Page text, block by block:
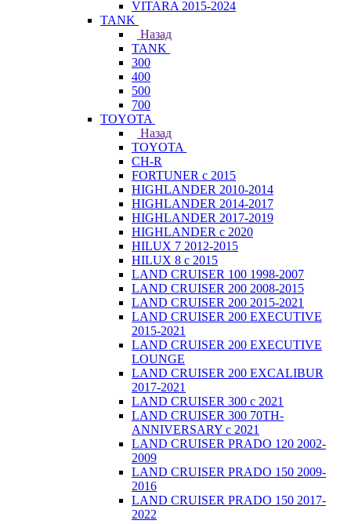
VITARA 2015-2024
TANK
Назад
TANK
300
400
500
700
TOYOTA
Назад
TOYOTA
CH-R
FORTUNER с 2015
HIGHLANDER 2010-2014
HIGHLANDER 2014-2017
HIGHLANDER 2017-2019
HIGHLANDER с 2020
HILUX 7 2012-2015
HILUX 8 с 2015
LAND CRUISER 100 1998-2007
LAND CRUISER 200 2008-2015
LAND CRUISER 200 2015-2021
LAND CRUISER 200 EXECUTIVE
2015-2021
LAND CRUISER 200 EXECUTIVE
LOUNGE
LAND CRUISER 200 EXCALIBUR
2017-2021
LAND CRUISER 300 с 2021
LAND CRUISER 300 70TH-
ANNIVERSARY с 2021
LAND CRUISER PRADO 120 2002-
2009
LAND CRUISER PRADO 150 2009-
2016
LAND CRUISER PRADO 150 2017-
2022